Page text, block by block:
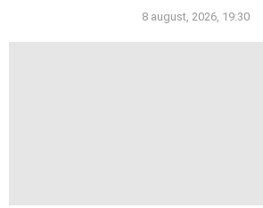
8 august, 2026, 19:30